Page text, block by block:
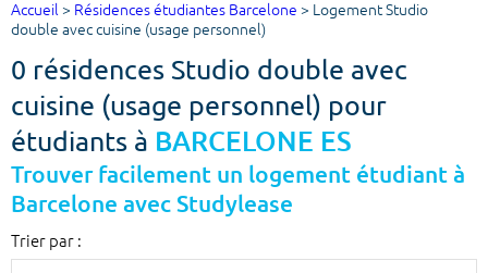
Votre recherche
Ville, école
Budget min
€
Budget max
Accueil > Résidences étudiantes Barcelone > Logement Studio
double avec cuisine (usage personnel)
0 résidences Studio double avec
cuisine (usage personnel) pour
étudiants à BARCELONE ES
Trouver facilement un logement étudiant à
Barcelone avec Studylease
Trier par :